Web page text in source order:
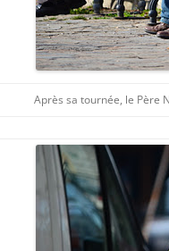
Après sa tournée, le Père